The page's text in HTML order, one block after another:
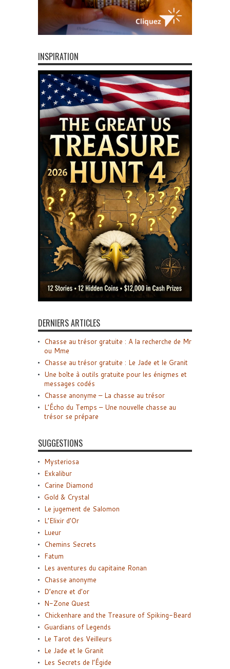
INSPIRATION
DERNIERS ARTICLES
Chasse au trésor gratuite : A la recherche de Mr
ou Mme
Chasse au trésor gratuite : Le Jade et le Granit
Une boîte à outils gratuite pour les énigmes et
messages codés
Chasse anonyme – La chasse au trésor
L’Écho du Temps – Une nouvelle chasse au
trésor se prépare
SUGGESTIONS
Mysteriosa
Exkalibur
Carine Diamond
Gold & Crystal
Le jugement de Salomon
L’Elixir d’Or
Lueur
Chemins Secrets
Fatum
Les aventures du capitaine Ronan
Chasse anonyme
D’encre et d’or
N-Zone Quest
Chickenhare and the Treasure of Spiking-Beard
Guardians of Legends
Le Tarot des Veilleurs
Le Jade et le Granit
Les Secrets de l’Égide